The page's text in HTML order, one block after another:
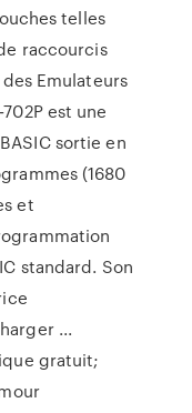
telles
raccourcis
Emulateurs
est une
sortie en
(1680
et
standard. Son
...
gratuit;